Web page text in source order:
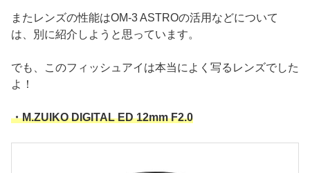
またレンズの性能はOM-3 ASTROの活用などについて
は、別に紹介しようと思っています。
でも、このフィッシュアイは本当によく写るレンズでした
よ！
・M.ZUIKO DIGITAL ED 12mm F2.0